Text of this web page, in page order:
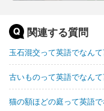
関連する質問
玉石混交って英語でなんて
古いものって英語でなんて
猫の額ほどの庭って英語